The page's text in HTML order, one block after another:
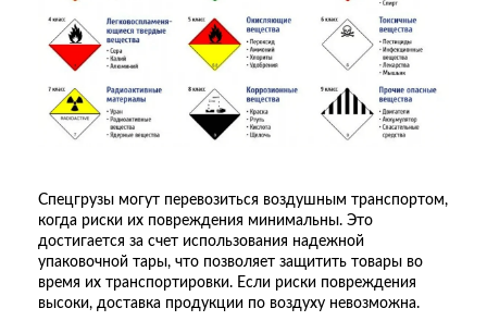
Спецгрузы могут перевозиться воздушным транспортом,
когда риски их повреждения минимальны. Это
достигается за счет использования надежной
упаковочной тары, что позволяет защитить товары во
время их транспортировки. Если риски повреждения
высоки, доставка продукции по воздуху невозможна.